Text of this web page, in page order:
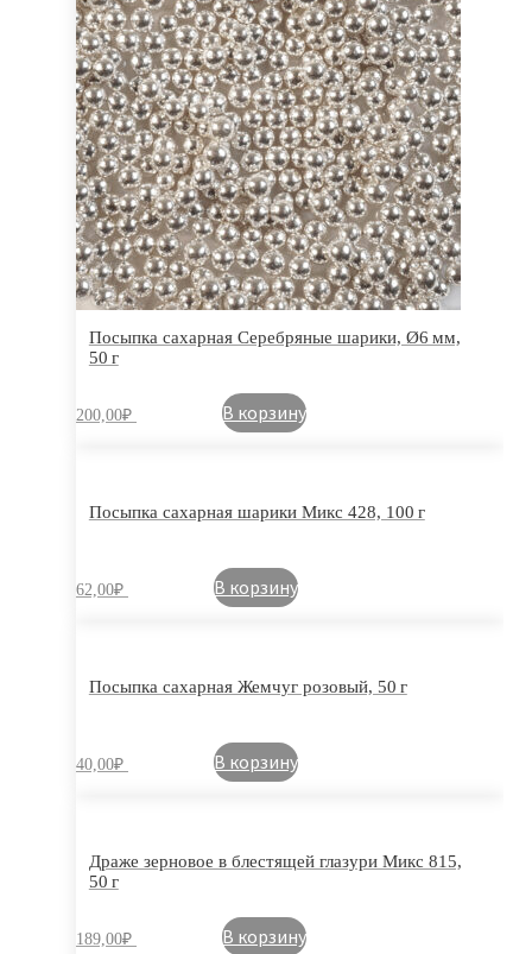
Посыпка сахарная Серебряные шарики, Ø6 мм,
50 г
200,00₽ В корзину
Посыпка сахарная шарики Микс 428, 100 г
62,00₽ В корзину
Посыпка сахарная Жемчуг розовый, 50 г
40,00₽ В корзину
Драже зерновое в блестящей глазури Микс 815,
50 г
189,00₽ В корзину